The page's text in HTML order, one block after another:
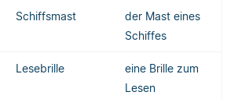
Schiffsmast
der Mast eines
Schiffes
Lesebrille
eine Brille zum
Lesen